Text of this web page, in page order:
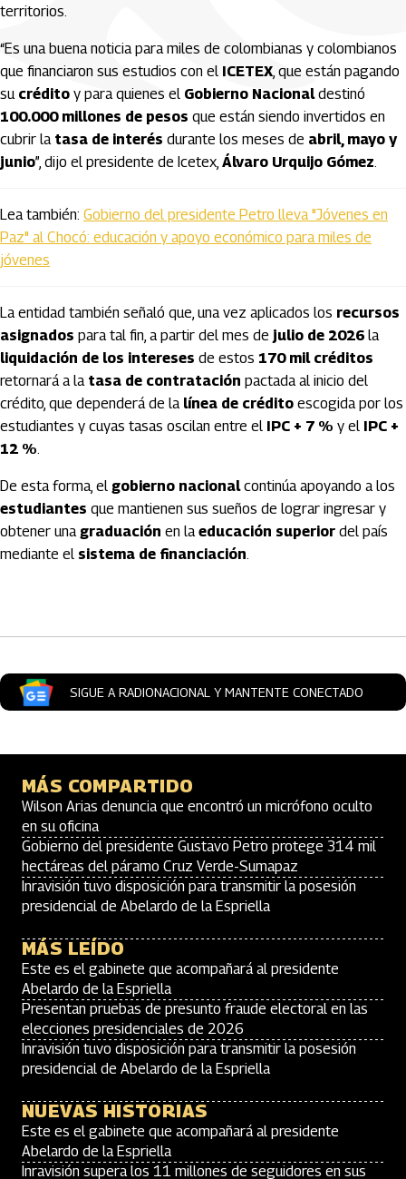
territorios.
“Es una buena noticia para miles de colombianas y colombianos
que financiaron sus estudios con el ICETEX, que están pagando
su crédito y para quienes el Gobierno Nacionaldestinó
100.000 millones de pesos que están siendo invertidos en
cubrir la tasa de interés durante los meses de abril, mayo y
junio”, dijo el presidente de Icetex, Álvaro Urquijo Gómez.
Lea también: Gobierno del presidente Petro lleva "Jóvenes en
Paz" al Chocó: educación y apoyo económico para miles de
jóvenes
La entidad también señaló que, una vez aplicados los recursos
asignados para tal fin, a partir del mes de julio de 2026 la
liquidación de los intereses de estos 170 mil créditos
retornará a la tasa de contratación pactada al inicio del
crédito, que dependerá de la línea de crédito escogida por los
estudiantes y cuyas tasas oscilan entre el IPC + 7 % y el IPC +
12 %.
De esta forma, el gobierno nacionalcontinúa apoyando a los
estudiantes que mantienen sus sueños de lograr ingresar y
obtener una graduación en laeducación superior del país
mediante el sistema de financiación.
SIGUE A RADIONACIONAL Y MANTENTE CONECTADO
MÁS COMPARTIDO
Wilson Arias denuncia que encontró un micrófono oculto
en su oficina
Gobierno del presidente Gustavo Petro protege 314 mil
hectáreas del páramo Cruz Verde-Sumapaz
Inravisión tuvo disposición para transmitir la posesión
presidencial de Abelardo de la Espriella
MÁS LEÍDO
Este es el gabinete que acompañará al presidente
Abelardo de la Espriella
Presentan pruebas de presunto fraude electoral en las
elecciones presidenciales de 2026
Inravisión tuvo disposición para transmitir la posesión
presidencial de Abelardo de la Espriella
NUEVAS HISTORIAS
Este es el gabinete que acompañará al presidente
Abelardo de la Espriella
Inravisión supera los 11 millones de seguidores en sus